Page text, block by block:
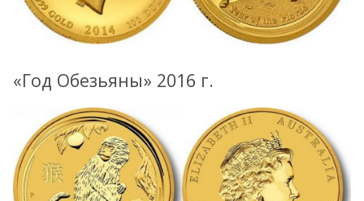
«Год Обезьяны» 2016 г.